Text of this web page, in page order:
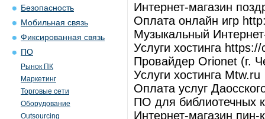
Безопасность
Мобильная связь
Фиксированная связь
ПО
Рынок ПК
Маркетинг
Торговые сети
Оборудование
Outsourcing
Интернет-магазин
Оплата онлайн игр
Музыкальный
Услуги хостинга
Провайдер Orionet (г.
Услуги хостинга Mtw.ru
Оплата услуг
ПО для библиотечных
Интернет-магазин